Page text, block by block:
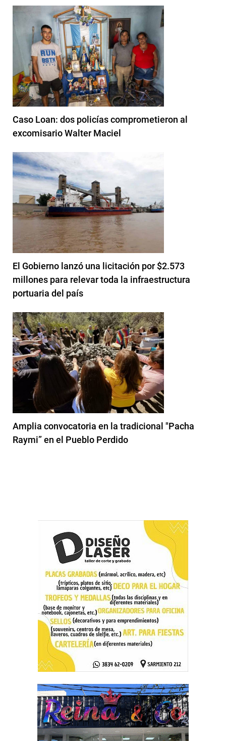
Caso Loan: dos policías comprometieron al
excomisario Walter Maciel
El Gobierno lanzó una licitación por $2.573
millones para relevar toda la infraestructura
portuaria del país
Amplia convocatoria en la tradicional "Pacha
Raymi” en el Pueblo Perdido